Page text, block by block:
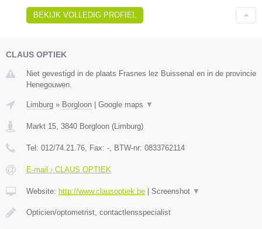
BEKIJK VOLLEDIG PROFIEL
CLAUS OPTIEK
Niet gevestigd in de plaats Frasnes lez Buissenal en in de provincie
Henegouwen.
Limburg » Borgloon Google maps ▼
Markt 15, 3840 Borgloon (Limburg)
Tel: 012/74.21.76, Fax: -, BTW-nr: 0833762114
E-mail › CLAUS OPTIEK
Website: http://www.clausoptiek.be Screenshot ▼
Opticien/optometrist, contactlensspecialist